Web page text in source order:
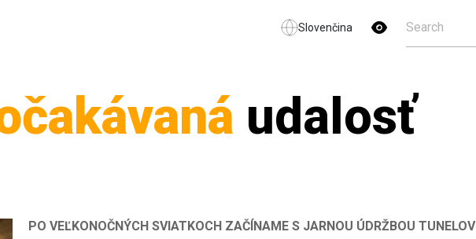
Slovenčina
udalosť
PO VEĽKONOČNÝCH SVIATKOCH ZAČÍNAME S JARNOU ÚDRŽBOU TUNELOV